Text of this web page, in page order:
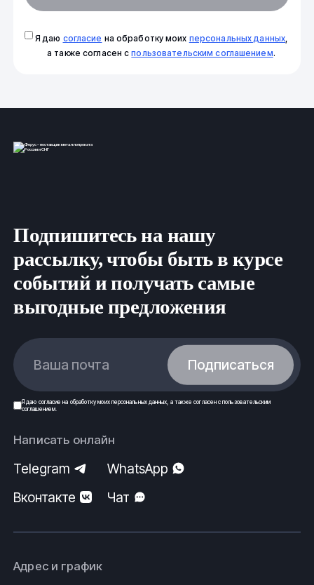
Я даю согласие на обработку моих персональных данных,
а также согласен спользовательским соглашением.
Подпишитесь на нашу
рассылку, чтобы быть в курсе
событий и получать самые
выгодные предложения
Ваша почта Подписаться
Я даю согласие на обработку моих персональных данных, а также согласен спользовательским
соглашением.
Написать онлайн
Telegram
WhatsApp
Вконтакте
Чат
Адрес и график